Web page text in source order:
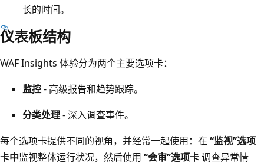
长的时间。
仪表板结构
WAF Insights 体验分为两个主要选项卡：
监控- 高级报告和趋势跟踪。
分类处理- 深入调查事件。
每个选项卡提供不同的视角，并经常一起使用：在 “监视”选项
卡中监视整体运行状况，然后使用 “会审”选项卡调查异常情